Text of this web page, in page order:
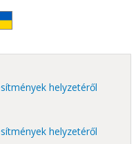
helyzetéről
helyzetéről